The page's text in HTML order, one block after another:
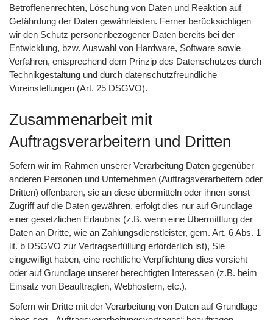
Betroffenenrechten, Löschung von Daten und Reaktion auf
Gefährdung der Daten gewährleisten. Ferner berücksichtigen
wir den Schutz personenbezogener Daten bereits bei der
Entwicklung, bzw. Auswahl von Hardware, Software sowie
Verfahren, entsprechend dem Prinzip des Datenschutzes durch
Technikgestaltung und durch datenschutzfreundliche
Voreinstellungen (Art. 25 DSGVO).
Zusammenarbeit mit
Auftragsverarbeitern und Dritten
Sofern wir im Rahmen unserer Verarbeitung Daten gegenüber
anderen Personen und Unternehmen (Auftragsverarbeitern oder
Dritten) offenbaren, sie an diese übermitteln oder ihnen sonst
Zugriff auf die Daten gewähren, erfolgt dies nur auf Grundlage
einer gesetzlichen Erlaubnis (z.B. wenn eine Übermittlung der
Daten an Dritte, wie an Zahlungsdienstleister, gem. Art. 6 Abs. 1
lit. b DSGVO zur Vertragserfüllung erforderlich ist), Sie
eingewilligt haben, eine rechtliche Verpflichtung dies vorsieht
oder auf Grundlage unserer berechtigten Interessen (z.B. beim
Einsatz von Beauftragten, Webhostern, etc.).
Sofern wir Dritte mit der Verarbeitung von Daten auf Grundlage